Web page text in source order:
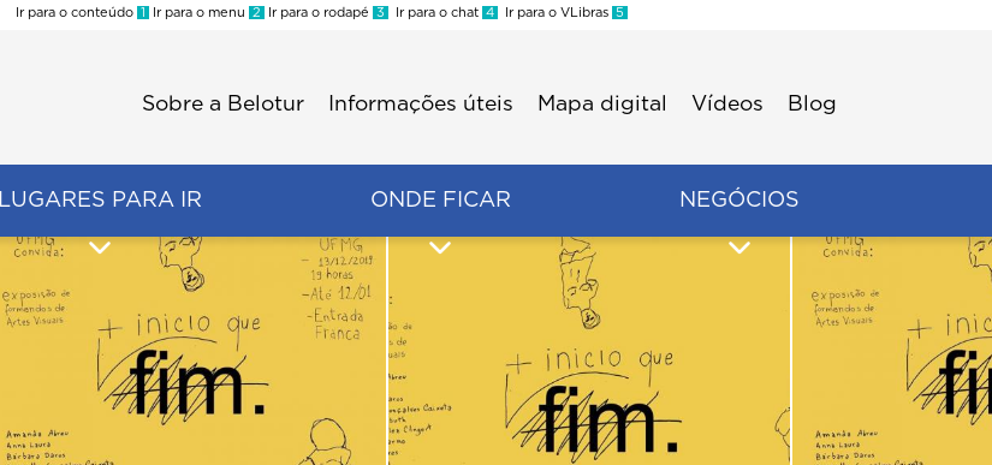
Ir para o conteúdo 1 Ir para o menu 2 Ir para o rodapé 3 Ir para o chat 4 Ir para o VLibras 5
Sobre a Belotur Informações úteis Mapa digital Vídeos Blog
LUGARES PARA IR ONDE FICAR NEGÓCIOS